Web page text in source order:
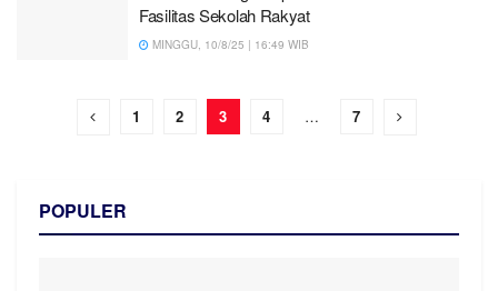
Fasilitas Sekolah Rakyat
MINGGU, 10/8/25 | 16:49 WIB
1 2 3 4 … 7
POPULER